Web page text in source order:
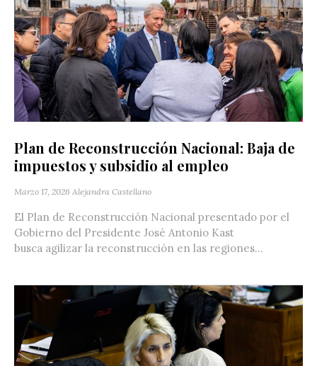
Plan de Reconstrucción Nacional: Baja de
impuestos y subsidio al empleo
Marzo 17, 2026 Alejandra Castellano
El Plan de Reconstrucción Nacional presentado por el
Gobierno del Presidente José Antonio Kast
busca agilizar la reconstrucción en las regiones...